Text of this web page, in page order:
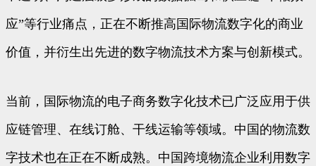
应”等行业痛点，正在不断推高国际物流数字化的商业
价值，并衍生出先进的数字物流技术方案与创新模式。
当前，国际物流的电子商务数字化技术已广泛应用于供
应链管理、在线订舱、干线运输等领域。中国的物流数
字技术也在正在不断成熟。中国跨境物流企业利用数字